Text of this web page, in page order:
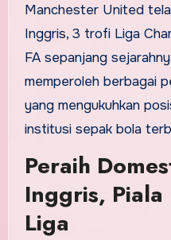
Manchester United
Inggris, 3 trofi Liga
FA sepanjang
memperoleh berbagai
yang mengukuhkan
institusi sepak bola
Peraih
Inggris, Piala
Liga